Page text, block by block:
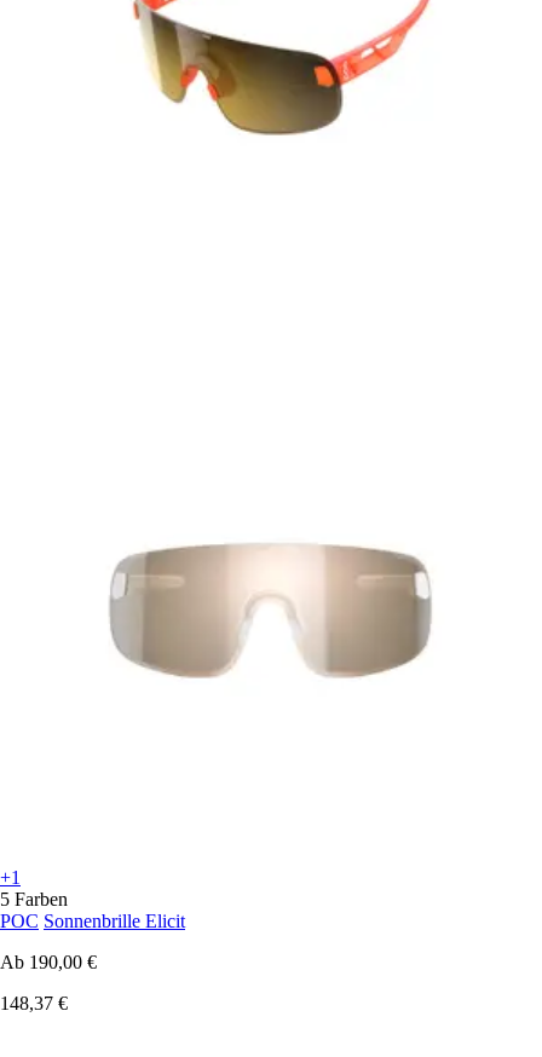
+1
5 Farben
POC Sonnenbrille Elicit
Ab 190,00 €
148,37 €